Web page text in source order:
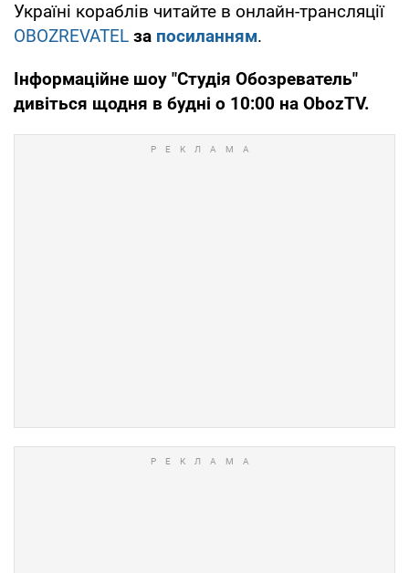
Україні кораблів читайте в онлайн-трансляції
OBOZREVATEL за посиланням.
Інформаційне шоу "Студія Обозреватель"
дивіться щодня в будні о 10:00 на ObozTV.